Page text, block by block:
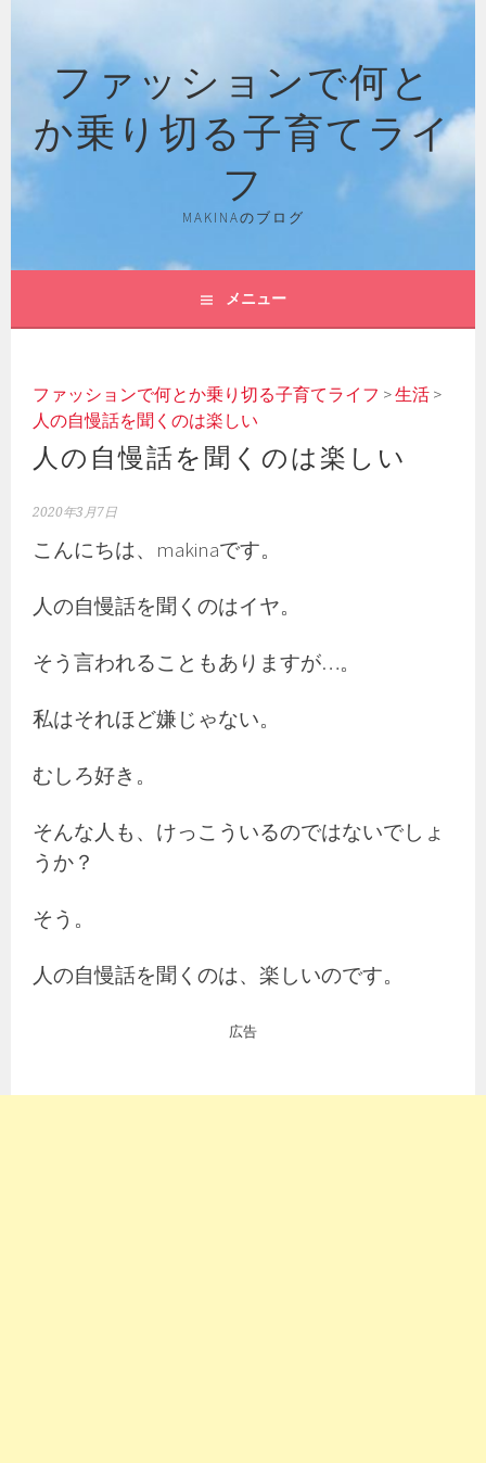
ファッションで何と
か乗り切る子育てライ
フ
MAKINAのブログ
メニュー
ファッションで何とか乗り切る子育てライフ >生活 >
人の自慢話を聞くのは楽しい
人の自慢話を聞くのは楽しい
2020年3月7日
こんにちは、makinaです。
人の自慢話を聞くのはイヤ。
そう言われることもありますが…。
私はそれほど嫌じゃない。
むしろ好き。
そんな人も、けっこういるのではないでしょ
うか？
そう。
人の自慢話を聞くのは、楽しいのです。
広告